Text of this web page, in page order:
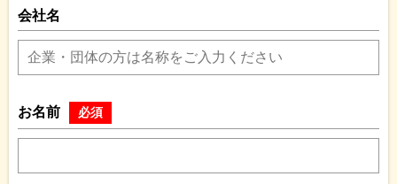
会社名
お名前 必須